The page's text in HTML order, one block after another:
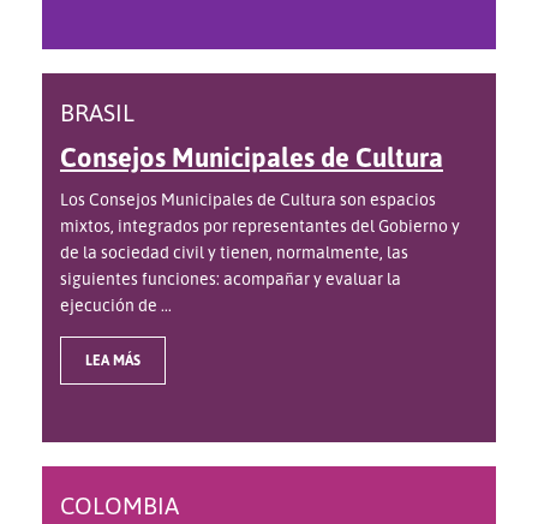
BRASIL
Consejos Municipales de Cultura
Los Consejos Municipales de Cultura son espacios
mixtos, integrados por representantes del Gobierno y
de la sociedad civil y tienen, normalmente, las
siguientes funciones: acompañar y evaluar la
ejecución de ...
LEA MÁS
COLOMBIA